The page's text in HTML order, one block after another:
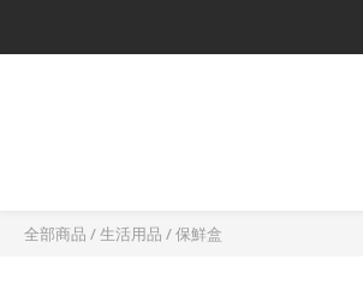
全部商品 /生活用品 /保鮮盒